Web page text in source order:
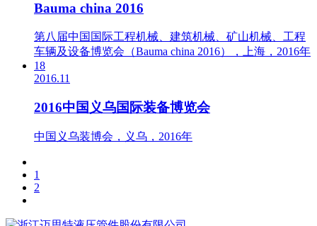
Bauma china 2016
第八届中国国际工程机械、建筑机械、矿山机械、工程
车辆及设备博览会（Bauma china 2016），上海，2016年
18
2016.11
2016中国义乌国际装备博览会
中国义乌装博会，义乌，2016年
1
2